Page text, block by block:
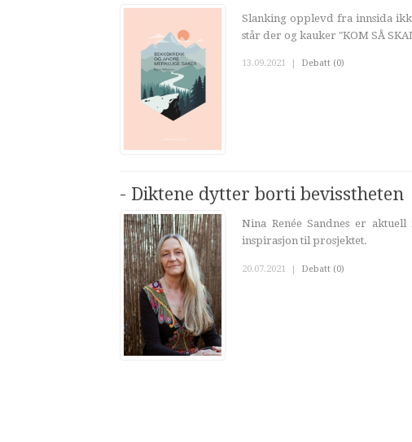
Slanking opplevd fra innsida
står der og kauker "KOM SÅ
13.09.2021 | Debatt (0)
- Diktene dytter borti bevisstheten
Nina Renée Sandnes er
inspirasjon til prosjektet.
20.07.2021 | Debatt (0)